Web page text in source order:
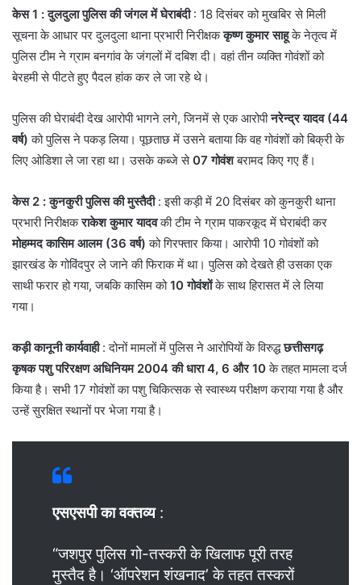
केस 1 : दुलदुला पुलिस की जंगल में घेराबंदी: 18 दिसंबर को मुखबिर से मिली
सूचना के आधार पर दुलदुला थाना प्रभारी निरीक्षककृष्ण कुमार साहूके नेतृत्व में
पुलिस टीम ने ग्राम बनगांव के जंगलों में दबिश दी। वहां तीन व्यक्ति गोवंशों को
बेरहमी से पीटते हुए पैदल हांक कर ले जा रहे थे।
​पुलिस की घेराबंदी देख आरोपी भागने लगे, जिनमें से एक आरोपीनरेन्द्र यादव (44
वर्ष) को पुलिस ने पकड़ लिया। पूछताछ में उसने बताया कि वह गोवंशों को बिक्री के
लिए ओडिशा ले जा रहा था। उसके कब्जे से07 गोवंशबरामद किए गए हैं।
केस 2 : कुनकुरी पुलिस की मुस्तैदी: इसी कड़ी में 20 दिसंबर को कुनकुरी थाना
प्रभारी निरीक्षकराकेश कुमार यादवकी टीम ने ग्राम पाकरकूद में घेराबंदी कर
मोहम्मद कासिम आलम (36 वर्ष) को गिरफ्तार किया। आरोपी 10 गोवंशों को
झारखंड के गोविंदपुर ले जाने की फिराक में था। पुलिस को देखते ही उसका एक
साथी फरार हो गया, जबकि कासिम को10 गोवंशोंके साथ हिरासत में ले लिया
गया।
कड़ी कानूनी कार्यवाही: ​दोनों मामलों में पुलिस ने आरोपियों के विरुद्धछत्तीसगढ़
कृषक पशु परिरक्षण अधिनियम 2004 की धारा 4, 6 और 10के तहत मामला दर्ज
किया है। सभी 17 गोवंशों का पशु चिकित्सक से स्वास्थ्य परीक्षण कराया गया है और
उन्हें सुरक्षित स्थानों पर भेजा गया है।
एसएसपी का वक्तव्य:
“जशपुर पुलिस गो-तस्करी के खिलाफ पूरी तरह
मुस्तैद है। ‘ऑपरेशन शंखनाद’ के तहत तस्करों